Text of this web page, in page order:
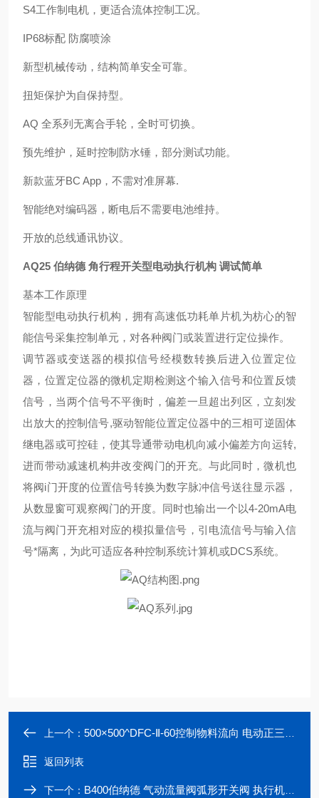
S4工作制电机，更适合流体控制工况。
IP68标配 防腐喷涂
新型机械传动，结构简单安全可靠。
扭矩保护为自保持型。
AQ 全系列无离合手轮，全时可切换。
预先维护，延时控制防水锤，部分测试功能。
新款蓝牙BC App，不需对准屏幕.
智能绝对编码器，断电后不需要电池维持。
开放的总线通讯协议。
AQ25 伯纳德 角行程开关型电动执行机构 调试简单
基本工作原理
智能型电动执行机构，拥有高速低功耗单片机为枋心的智
能信号采集控制单元，对各种阀门或装置进行定位操作。
调节器或变送器的模拟信号经模数转换后进入位置定位
器，位置定位器的微机定期检测这个输入信号和位置反馈
信号，当两个信号不平衡时，偏差一旦超出列区，立刻发
出放大的控制信号,驱动智能位置定位器中的三相可逆固体
继电器或可控硅，使其导通带动电机向减小偏差方向运转,
进而带动减速机构井改变阀门的开充。与此同时，微机也
将阀i门开度的位置信号转换为数字脉冲信号送往显示器，
从数显窗可观察阀门的开度。同时也输出一个以4-20mA电
流与阀门开充相对应的模拟量信号，引电流信号与输入信
号*隔离，为此可适应各种控制系统计算机或DCS系统。
上一个： 500×500^DFC-Ⅱ-60控制物料流向 电动正三通分料阀
返回列表
下一个： B400伯纳德 气动流量阀弧形开关阀 执行机构控制